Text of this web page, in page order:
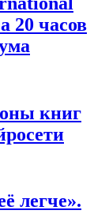
20 часов
книг
легче».